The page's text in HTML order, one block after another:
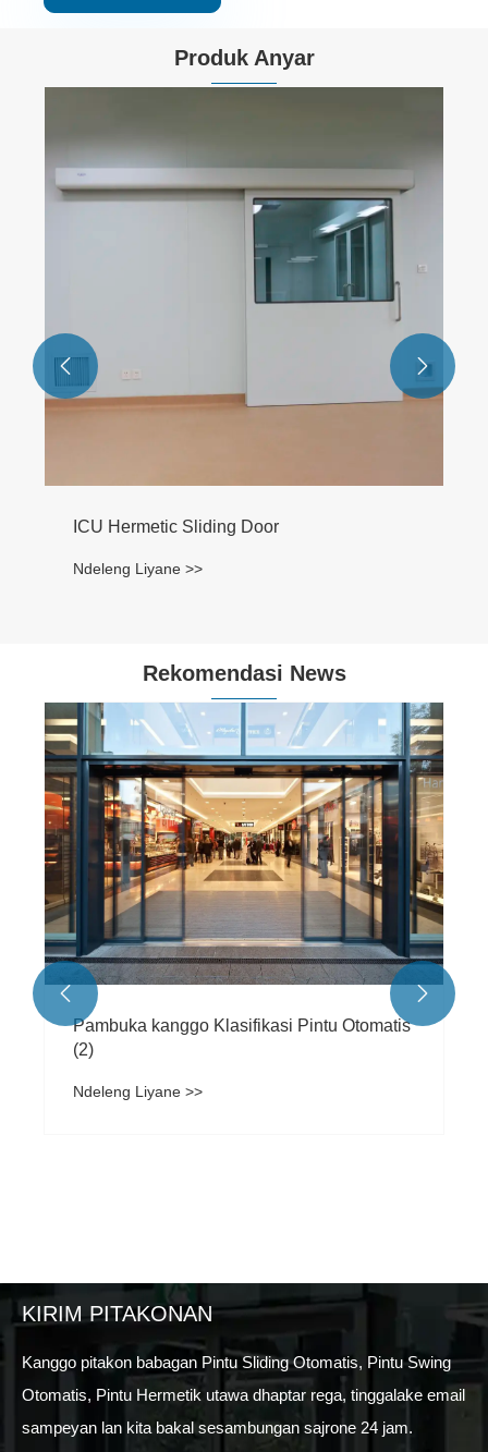
Produk Anyar
ICU Hermetic Sliding Door
Ndeleng Liyane >>
 
Rekomendasi News
Pambuka kanggo Klasifikasi Pintu Otomatis
(2)
Ndeleng Liyane >>
 
KIRIM PITAKONAN
Kanggo pitakon babagan Pintu Sliding Otomatis, Pintu Swing
Otomatis, Pintu Hermetik utawa dhaptar rega, tinggalake email
sampeyan lan kita bakal sesambungan sajrone 24 jam.